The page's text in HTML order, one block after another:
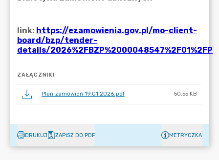
ZAŁĄCZNIKI
Plan zamówień 19.01.2026.pdf 50.55 KB
DRUKUJ ZAPISZ DO PDF METRYCZKA